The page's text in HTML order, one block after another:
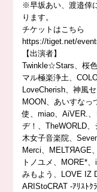
※早坂あい、渡邉倖
ります。
チケットはこちら
https://tiget.net/
【出演者】
Twinkle☆Stars、桜
マル極楽浄土、
LoveCherish、神風
MOON、あいすなっ
使、miao、AiVER.
ヂ！、TheWORLD
木女子音楽院、
Merci、MELTЯAGE
トノユメ、MORE*
みもよう、LOVE IZ
ARIStoCRAT -ｱﾘｽﾄｸ